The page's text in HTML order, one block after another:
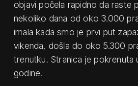
objavi počela rapidno da raste
nekoliko dana od oko 3.000
imala kada smo je prvi put
vikenda, došla do oko 5.300
trenutku. Stranica je pokrenuta
godine.